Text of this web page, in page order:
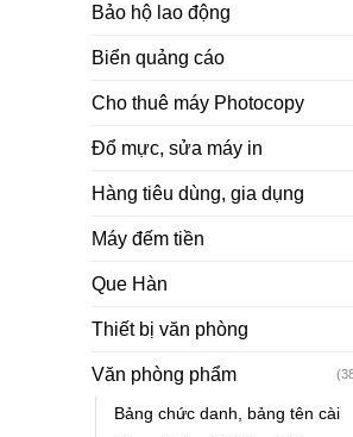
Bảo hộ lao động
Biển quảng cáo
Cho thuê máy Photocopy
Đổ mực, sửa máy in
Hàng tiêu dùng, gia dụng
Máy đếm tiền
Que Hàn
Thiết bị văn phòng
Văn phòng phẩm
Bảng chức danh, bảng tên cài